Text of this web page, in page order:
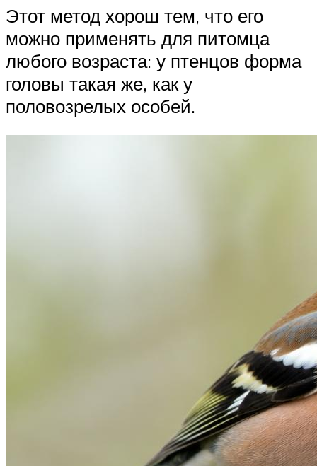
Этот метод хорош тем, что его
можно применять для питомца
любого возраста: у птенцов форма
головы такая же, как у
половозрелых особей.